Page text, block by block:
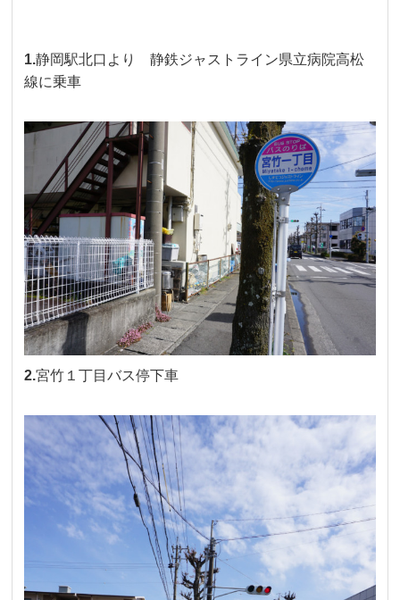
1.静岡駅北口より 静鉄ジャストライン県立病院高松
線に乗車
2.宮竹１丁目バス停下車